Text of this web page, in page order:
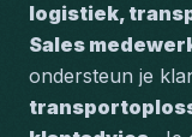
logistiek,
Sales